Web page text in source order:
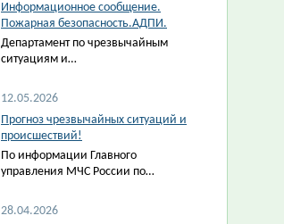
Информационное сообщение.
Пожарная безопасность.АДПИ.
Департамент по чрезвычайным
ситуациям и…
12.05.2026
Прогноз чрезвычайных ситуаций и
происшествий!
По информации Главного
управления МЧС России по…
28.04.2026